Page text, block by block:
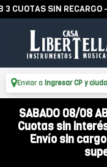
SIN RECARGO -
Enviar a Ingresar CP y
SABADO 08/08
Cuotas sin
Envío sin